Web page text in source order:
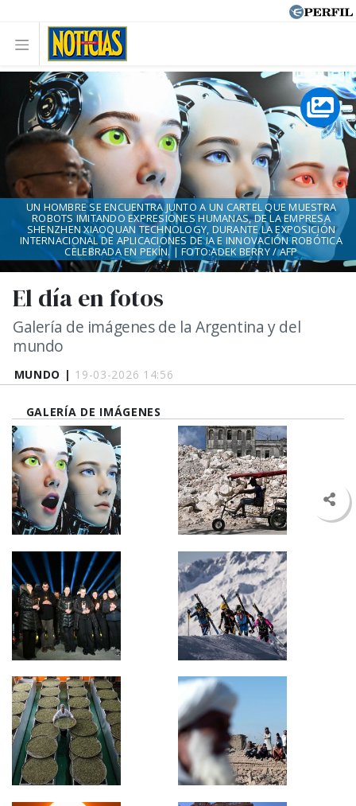
MUNDO | 19-03-2026 14:56
El día en fotos
Galería de imágenes de la Argentina y del
mundo
UN HOMBRE SE ENCUENTRA JUNTO A UN CARTEL QUE MUESTRA
ROBOTS IMITANDO EXPRESIONES HUMANAS, DE LA EMPRESA
SHENZHEN XIAOQUAN TECHNOLOGY, DURANTE LA EXPOSICIÓN
INTERNACIONAL DE APLICACIONES DE IA E INNOVACIÓN ROBÓTICA
CELEBRADA EN PEKÍN. | FOTO:ADEK BERRY / AFP
GALERÍA DE IMÁGENES